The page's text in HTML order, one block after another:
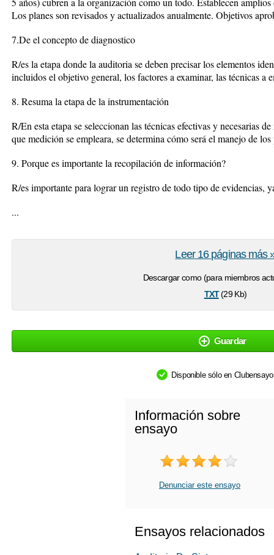
Los planes son revisados y actualizados anualmente. Objetivos
7.De el concepto de diagnostico
R/es la etapa donde la auditoria se deben precisar los elementos
incluidos el objetivo general, los factores a examinar, las técnicas a
8. Resuma la etapa de la instrumentación
R/En esta etapa se seleccionan las técnicas efectivas y necesarias
que medición se empleara, se determina cómo será el manejo de
9. Porque es importante la recopilación de información?
R/es importante para lograr un registro de todo tipo de evidencias,
...
Descargar como (para miembros
txt(29 Kb)
Leer 16 páginas más
Guardar
Disponible sólo en
Información sobre
ensayo
Denunciar este ensayo
Ensayos relacionados